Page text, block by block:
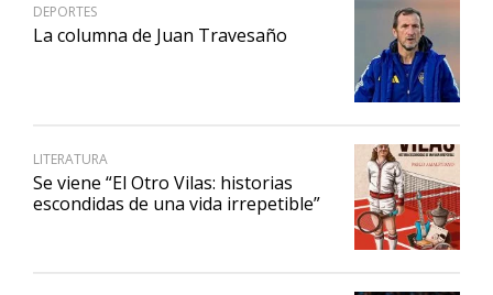
DEPORTES
La columna de Juan Travesaño
LITERATURA
Se viene “El Otro Vilas: historias
escondidas de una vida irrepetible”